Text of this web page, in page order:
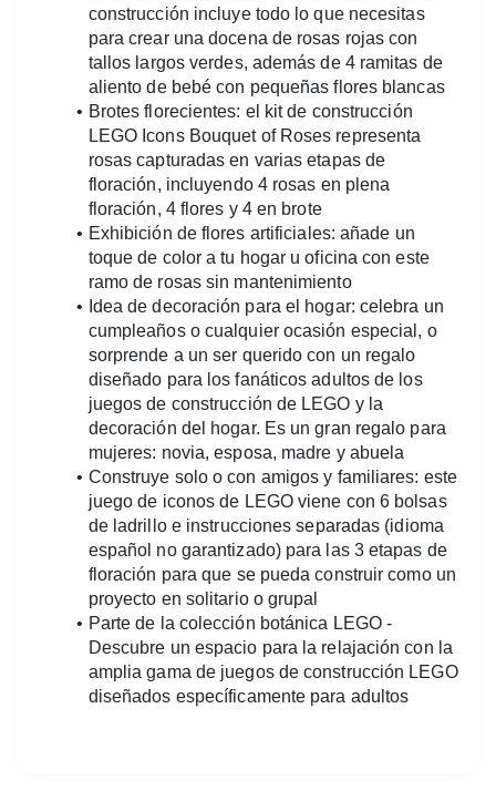
construcción incluye todo lo que necesitas
para crear una docena de rosas rojas con
tallos largos verdes, además de 4 ramitas de
aliento de bebé con pequeñas flores blancas
Brotes florecientes: el kit de construcción
LEGO Icons Bouquet of Roses representa
rosas capturadas en varias etapas de
floración, incluyendo 4 rosas en plena
floración, 4 flores y 4 en brote
Exhibición de flores artificiales: añade un
toque de color a tu hogar u oficina con este
ramo de rosas sin mantenimiento
Idea de decoración para el hogar: celebra un
cumpleaños o cualquier ocasión especial, o
sorprende a un ser querido con un regalo
diseñado para los fanáticos adultos de los
juegos de construcción de LEGO y la
decoración del hogar. Es un gran regalo para
mujeres: novia, esposa, madre y abuela
Construye solo o con amigos y familiares: este
juego de iconos de LEGO viene con 6 bolsas
de ladrillo e instrucciones separadas (idioma
español no garantizado) para las 3 etapas de
floración para que se pueda construir como un
proyecto en solitario o grupal
Parte de la colección botánica LEGO -
Descubre un espacio para la relajación con la
amplia gama de juegos de construcción LEGO
diseñados específicamente para adultos